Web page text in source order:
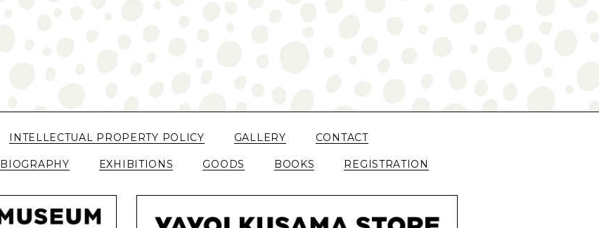
INTELLECTUAL PROPERTY POLICY GALLERY CONTACT
BIOGRAPHY EXHIBITIONS GOODS BOOKS REGISTRATION